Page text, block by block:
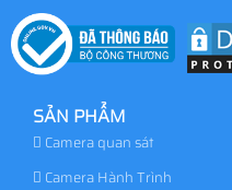
SẢN PHẨM
Camera quan sát
Camera Hành Trình